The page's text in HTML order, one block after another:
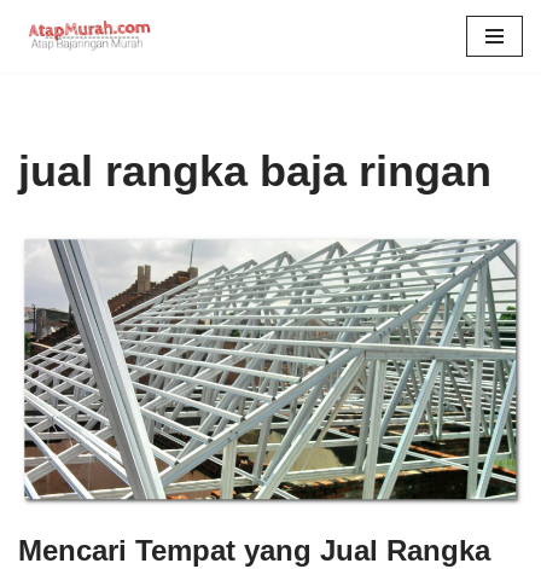
jual rangka baja ringan
Mencari Tempat yang Jual Rangka